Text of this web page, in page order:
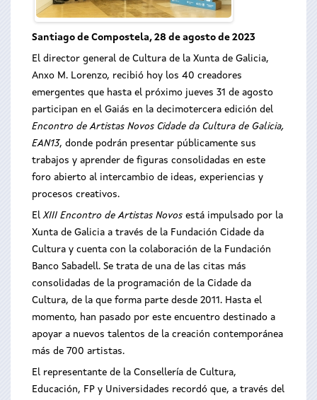
Santiago de Compostela, 28 de agosto de 2023
El director general de Cultura de la Xunta de Galicia,
Anxo M. Lorenzo, recibió hoy los 40 creadores
emergentes que hasta el próximo jueves 31 de agosto
participan en el Gaiás en la decimotercera edición del
Encontro de Artistas Novos Cidade da Cultura de Galicia,
EAN13, donde podrán presentar públicamente sus
trabajos y aprender de figuras consolidadas en este
foro abierto al intercambio de ideas, experiencias y
procesos creativos.
ElXIII Encontro de Artistas Novos está impulsado por la
Xunta de Galicia a través de la Fundación Cidade da
Cultura y cuenta con la colaboración de la Fundación
Banco Sabadell. Se trata de una de las citas más
consolidadas de la programación de la Cidade da
Cultura, de la que forma parte desde 2011. Hasta el
momento, han pasado por este encuentro destinado a
apoyar a nuevos talentos de la creación contemporánea
más de 700 artistas.
El representante de la Consellería de Cultura,
Educación, FP y Universidades recordó que, a través del